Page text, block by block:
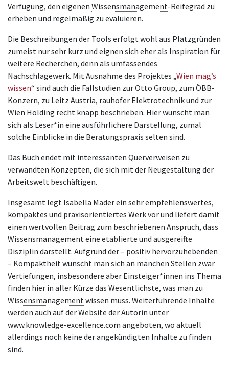
Verfügung, den eigenen Wissensmanagement-Reifegrad zu
erheben und regelmäßig zu evaluieren.
Die Beschreibungen der Tools erfolgt wohl aus Platzgründen
zumeist nur sehr kurz und eignen sich eher als Inspiration für
weitere Recherchen, denn als umfassendes
Nachschlagewerk. Mit Ausnahme des Projektes „Wien mag’s
wissen“ sind auch die Fallstudien zur Otto Group, zum ÖBB-
Konzern, zu Leitz Austria, rauhofer Elektrotechnik und zur
Wien Holding recht knapp beschrieben. Hier wünscht man
sich als Leser*in eine ausführlichere Darstellung, zumal
solche Einblicke in die Beratungspraxis selten sind.
Das Buch endet mit interessanten Querverweisen zu
verwandten Konzepten, die sich mit der Neugestaltung der
Arbeitswelt beschäftigen.
Insgesamt legt Isabella Mader ein sehr empfehlenswertes,
kompaktes und praxisorientiertes Werk vor und liefert damit
einen wertvollen Beitrag zum beschriebenen Anspruch, dass
Wissensmanagementeine etablierte und ausgereifte
Disziplin darstellt. Aufgrund der – positiv hervorzuhebenden
– Kompaktheit wünscht man sich an manchen Stellen zwar
Vertiefungen, insbesondere aber Einsteiger*innen ins Thema
finden hier in aller Kürze das Wesentlichste, was man zu
Wissensmanagementwissen muss. Weiterführende Inhalte
werden auch auf der Website der Autorin unter
www.knowledge-excellence.com angeboten, wo aktuell
allerdings noch keine der angekündigten Inhalte zu finden
sind.